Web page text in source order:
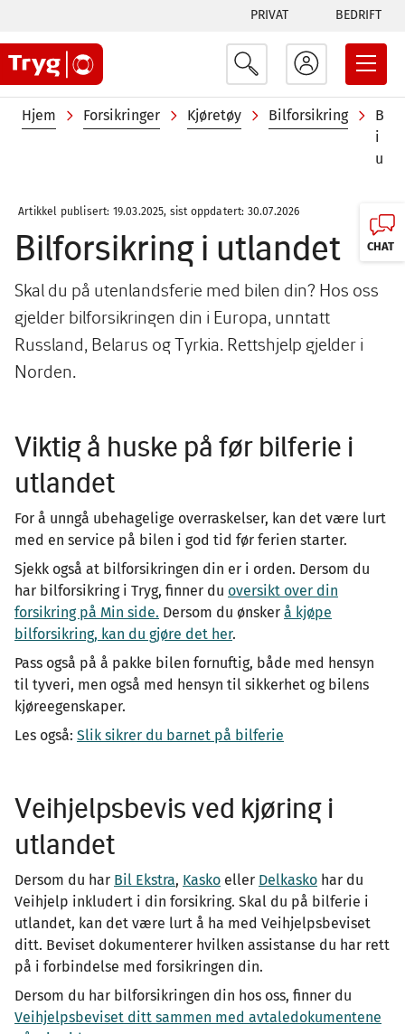
hovedinnhold
Tabs
menu
PRIVAT BEDRIFT
Navigasjonssti
Hjem Forsikringer Kjøretøy Bilforsikring
i
utlandet
Artikkel publisert: 19.03.2025, sist oppdatert: 30.07.2026
Bilforsikring i utlandet
Skal du på utenlandsferie med bilen din? Hos oss
gjelder bilforsikringen din i Europa, unntatt
Russland, Belarus og Tyrkia. Rettshjelp gjelder i
Norden.
Viktig å huske på før bilferie i
utlandet
For å unngå ubehagelige overraskelser, kan det være lurt
med en service på bilen i god tid før ferien starter.
Sjekk også at bilforsikringen din er i orden. Dersom du
har bilforsikring i Tryg, finner du oversikt over din
forsikring på Min side. Dersom du ønsker å kjøpe
bilforsikring, kan du gjøre det her.
Pass også på å pakke bilen fornuftig, både med hensyn
til tyveri, men også med hensyn til sikkerhet og bilens
kjøreegenskaper.
Les også: Slik sikrer du barnet på bilferie
Veihjelpsbevis ved kjøring i
utlandet
Dersom du har Bil Ekstra, Kasko eller Delkasko har du
Veihjelp inkludert i din forsikring. Skal du på bilferie i
utlandet, kan det være lurt å ha med Veihjelpsbeviset
ditt. Beviset dokumenterer hvilken assistanse du har rett
på i forbindelse med forsikringen din.
Dersom du har bilforsikringen din hos oss, finner du
Veihjelpsbeviset ditt sammen med avtaledokumentene
CHAT